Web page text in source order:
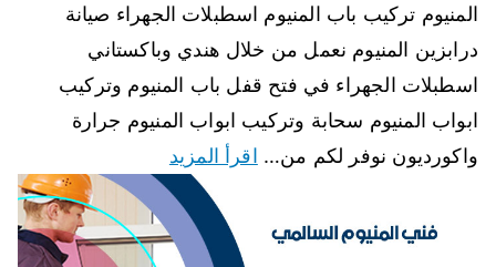
المنيوم تركيب باب المنيوم اسطبلات الجهراء صيانة
درابزين المنيوم نعمل من خلال هندي وباكستاني
اسطبلات الجهراء في فتح قفل باب المنيوم وتركيب
ابواب المنيوم سحابة وتركيب ابواب المنيوم جرارة
واكورديون نوفر لكم من… اقرأ المزيد